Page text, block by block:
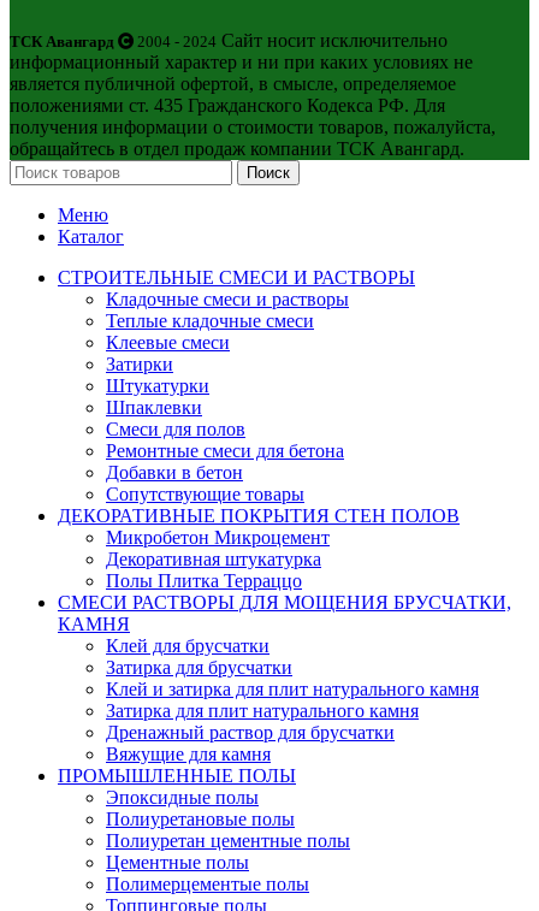
ТСК Авангард 2004 - 2024 Сайт носит исключительно
информационный характер и ни при каких условиях не
является публичной офертой, в смысле, определяемое
положениями ст. 435 Гражданского Кодекса РФ. Для
получения информации о стоимости товаров, пожалуйста,
обращайтесь в отдел продаж компании ТСК Авангард.
Поиск
Меню
Каталог
СТРОИТЕЛЬНЫЕ СМЕСИ И РАСТВОРЫ
Кладочные смеси и растворы
Теплые кладочные смеси
Клеевые смеси
Затирки
Штукатурки
Шпаклевки
Смеси для полов
Ремонтные смеси для бетона
Добавки в бетон
Сопутствующие товары
ДЕКОРАТИВНЫЕ ПОКРЫТИЯ СТЕН ПОЛОВ
Микробетон Микроцемент
Декоративная штукатурка
Полы Плитка Терраццо
СМЕСИ РАСТВОРЫ ДЛЯ МОЩЕНИЯ БРУСЧАТКИ,
КАМНЯ
Клей для брусчатки
Затирка для брусчатки
Клей и затирка для плит натурального камня
Затирка для плит натурального камня
Дренажный раствор для брусчатки
Вяжущие для камня
ПРОМЫШЛЕННЫЕ ПОЛЫ
Эпоксидные полы
Полиуретановые полы
Полиуретан цементные полы
Цементные полы
Полимерцементые полы
Топпинговые полы